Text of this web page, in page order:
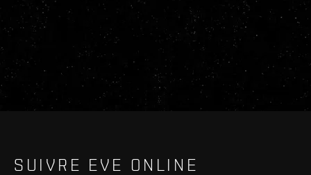
SUIVRE EVE ONLINE